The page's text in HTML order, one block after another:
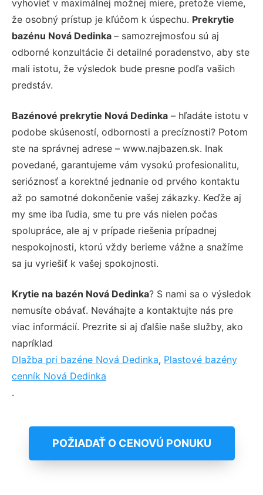
vyhovieť v maximálnej možnej miere, pretože vieme,
že osobný prístup je kľúčom k úspechu. Prekrytie
bazénu Nová Dedinka – samozrejmosťou sú aj
odborné konzultácie či detailné poradenstvo, aby ste
mali istotu, že výsledok bude presne podľa vašich
predstáv.
Bazénové prekrytie Nová Dedinka – hľadáte istotu v
podobe skúseností, odbornosti a precíznosti? Potom
ste na správnej adrese – www.najbazen.sk. Inak
povedané, garantujeme vám vysokú profesionalitu,
serióznosť a korektné jednanie od prvého kontaktu
až po samotné dokončenie vašej zákazky. Keďže aj
my sme iba ľudia, sme tu pre vás nielen počas
spolupráce, ale aj v prípade riešenia prípadnej
nespokojnosti, ktorú vždy berieme vážne a snažíme
sa ju vyriešiť k vašej spokojnosti.
Krytie na bazén Nová Dedinka? S nami sa o výsledok
nemusíte obávať. Neváhajte a kontaktujte nás pre
viac informácií. Prezrite si aj ďalšie naše služby, ako
napríklad
Dlažba pri bazéne Nová Dedinka, Plastové bazény
cenník Nová Dedinka
.
POŽIADAŤ O CENOVÚ PONUKU